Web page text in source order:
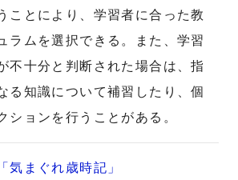
ことにより、学習者に合った教
ラムを選択できる。また、学習
不十分と判断された場合は、指
る知識について補習したり、個
ションを行うことがある。
気まぐれ歳時記」